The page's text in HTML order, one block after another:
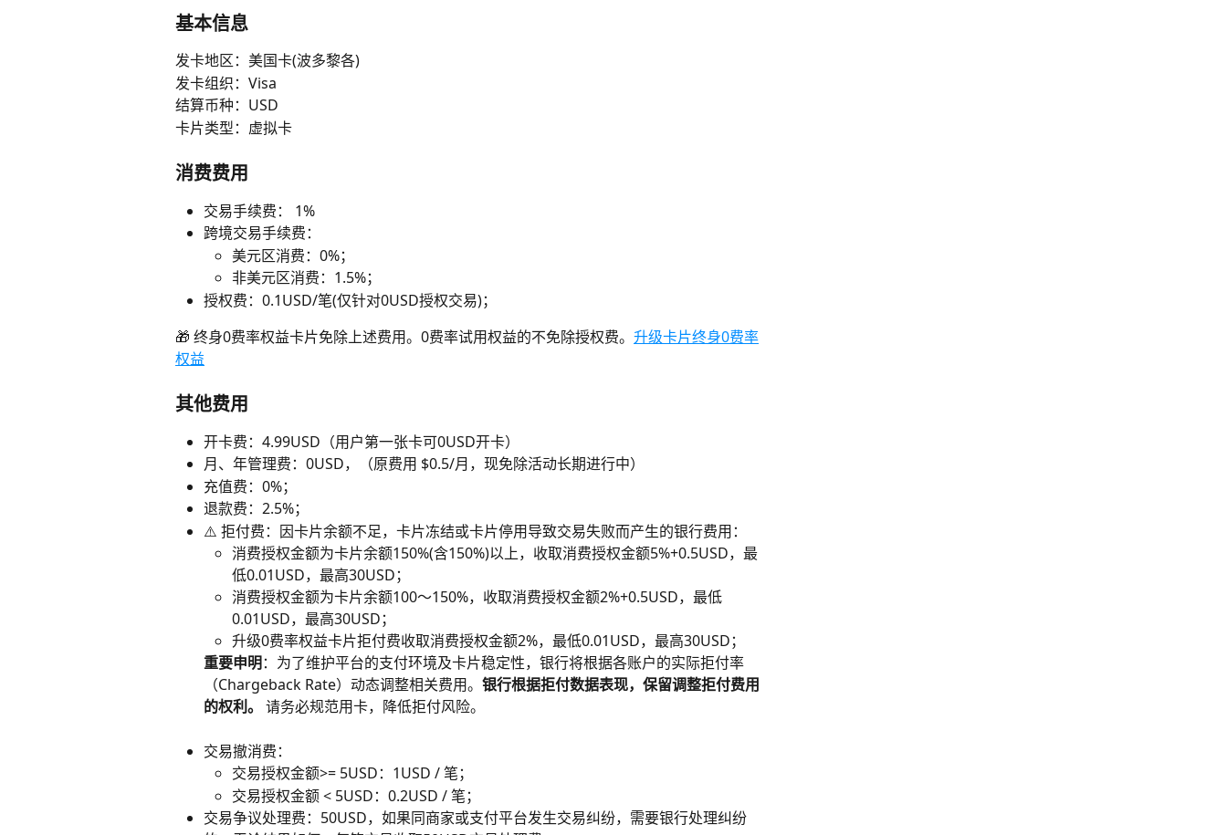
基本信息
发卡地区：美国卡(波多黎各)
发卡组织：Visa
结算币种：USD
卡片类型：虚拟卡
消费费用
交易手续费： 1%
跨境交易手续费：
美元区消费：0%；
非美元区消费：1.5%；
授权费：0.1USD/笔(仅针对0USD授权交易)；
🎁 终身0费率权益卡片免除上述费用。0费率试用权益的不免除授权费。 升级卡片终身0费率
权益
其他费用
开卡费：4.99USD（用户第一张卡可0USD开卡）
月、年管理费：0USD，（原费用 $0.5/月，现免除活动长期进行中）
充值费：0%；
退款费：2.5%；
⚠️ 拒付费：因卡片余额不足，卡片冻结或卡片停用导致交易失败而产生的银行费用：
消费授权金额为卡片余额150%(含150%)以上，收取消费授权金额5%+0.5USD，最
低0.01USD，最高30USD；
消费授权金额为卡片余额100～150%，收取消费授权金额2%+0.5USD，最低
0.01USD，最高30USD；
升级0费率权益卡片拒付费收取消费授权金额2%，最低0.01USD，最高30USD；
重要申明：为了维护平台的支付环境及卡片稳定性，银行将根据各账户的实际拒付率
（Chargeback Rate）动态调整相关费用。 银行根据拒付数据表现，保留调整拒付费用
的权利。 请务必规范用卡，降低拒付风险。
交易撤消费：
交易授权金额>= 5USD：1USD / 笔；
交易授权金额 < 5USD：0.2USD / 笔；
交易争议处理费：50USD，如果同商家或支付平台发生交易纠纷，需要银行处理纠纷